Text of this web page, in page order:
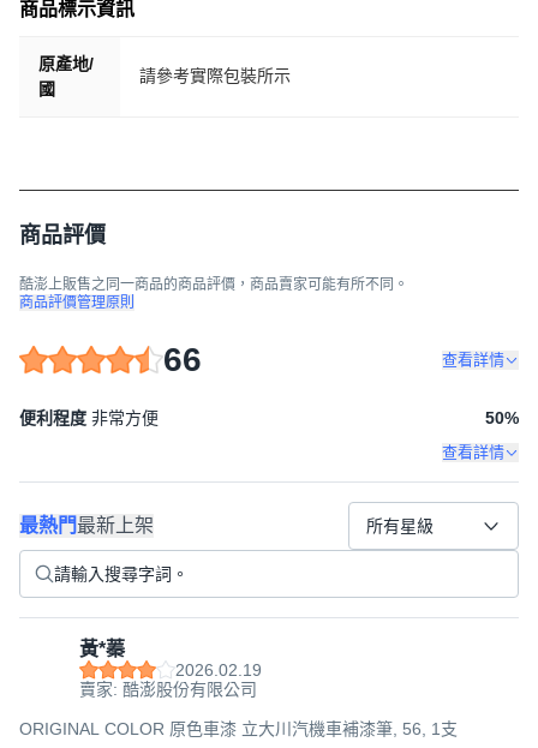
商品標示資訊
原產地/
國
請參考實際包裝所示
商品評價
酷澎上販售之同一商品的商品評價，商品賣家可能有所不同。
商品評價管理原則
66 查看詳情
便利程度 非常方便 50%
查看詳情
最熱門最新上架 所有星級
黃*蓁
2026.02.19
賣家: 酷澎股份有限公司
ORIGINAL COLOR 原色車漆 立大川汽機車補漆筆, 56, 1支